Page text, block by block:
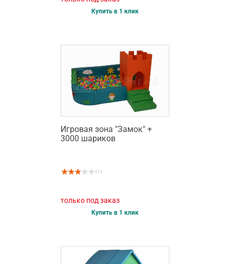
Купить в 1 клик
Игровая зона "Замок" +
3000 шариков
( 1 )
только под заказ
Купить в 1 клик